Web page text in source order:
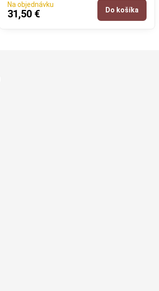
Na objednávku
31,50 € Do košíka